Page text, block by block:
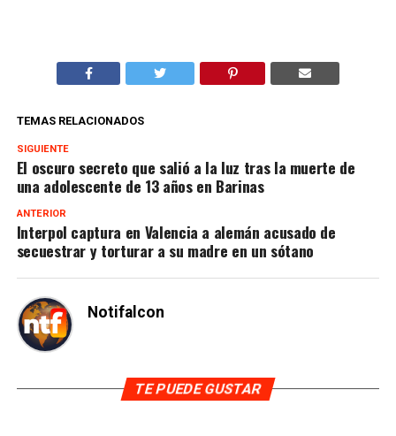
TEMAS RELACIONADOS
SIGUIENTE
El oscuro secreto que salió a la luz tras la muerte de
una adolescente de 13 años en Barinas
ANTERIOR
Interpol captura en Valencia a alemán acusado de
secuestrar y torturar a su madre en un sótano
Notifalcon
TE PUEDE GUSTAR